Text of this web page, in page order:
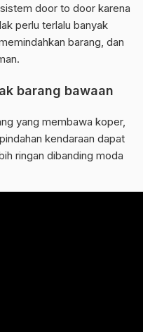
door to door karena
perlu terlalu banyak
barang, dan
barang bawaan
yang membawa koper,
kendaraan dapat
ringan dibanding moda